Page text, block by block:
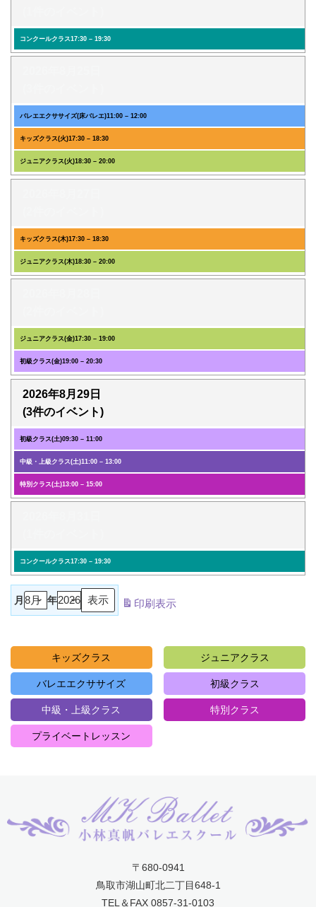
コンクールクラス17:30 – 19:30
バレエエクササイズ(床バレエ)11:00 – 12:00
キッズクラス(火)17:30 – 18:30
ジュニアクラス(火)18:30 – 20:00
キッズクラス(木)17:30 – 18:30
ジュニアクラス(木)18:30 – 20:00
ジュニアクラス(金)17:30 – 19:00
初級クラス(金)19:00 – 20:30
2026年8月29日
(3件のイベント)
初級クラス(土)09:30 – 11:00
中級・上級クラス(土)11:00 – 13:00
特別クラス(土)13:00 – 15:00
コンクールクラス17:30 – 19:30
月 年 印刷表示
キッズクラス ジュニアクラス
バレエエクササイズ 初級クラス
中級・上級クラス 特別クラス
プライベートレッスン
〒680-0941
鳥取市湖山町北二丁目648-1
TEL＆FAX 0857-31-0103